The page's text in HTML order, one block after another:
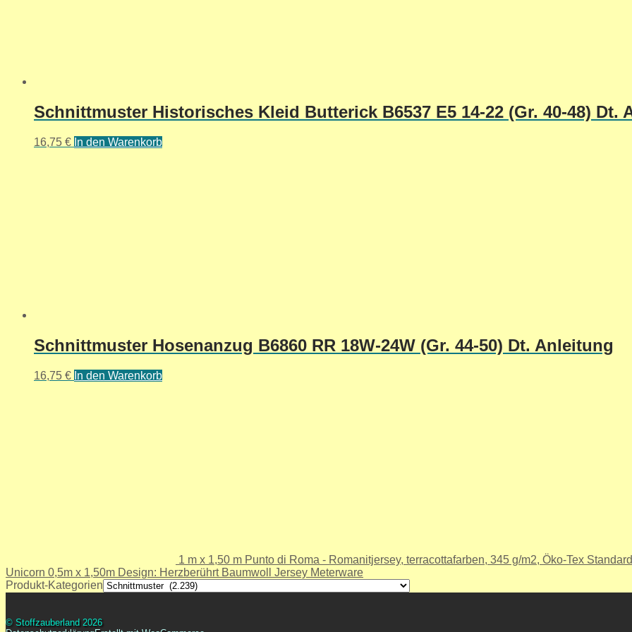
Schnittmuster Historisches Kleid Butterick B6537 E5 14-22 (Gr. 40-48) Dt.
16,75 € In den Warenkorb
Schnittmuster Hosenanzug B6860 RR 18W-24W (Gr. 44-50) Dt. Anleitung
16,75 € In den Warenkorb
1 m x 1,50 m Punto di Roma - Romanitjersey, terracottafarben, 345 g/m2, Öko-Tex
Unicorn 0,5m x 1,50m Design: Herzberührt Baumwoll Jersey Meterware
Produkt-Kategorien
© Stoffzauberland 2026